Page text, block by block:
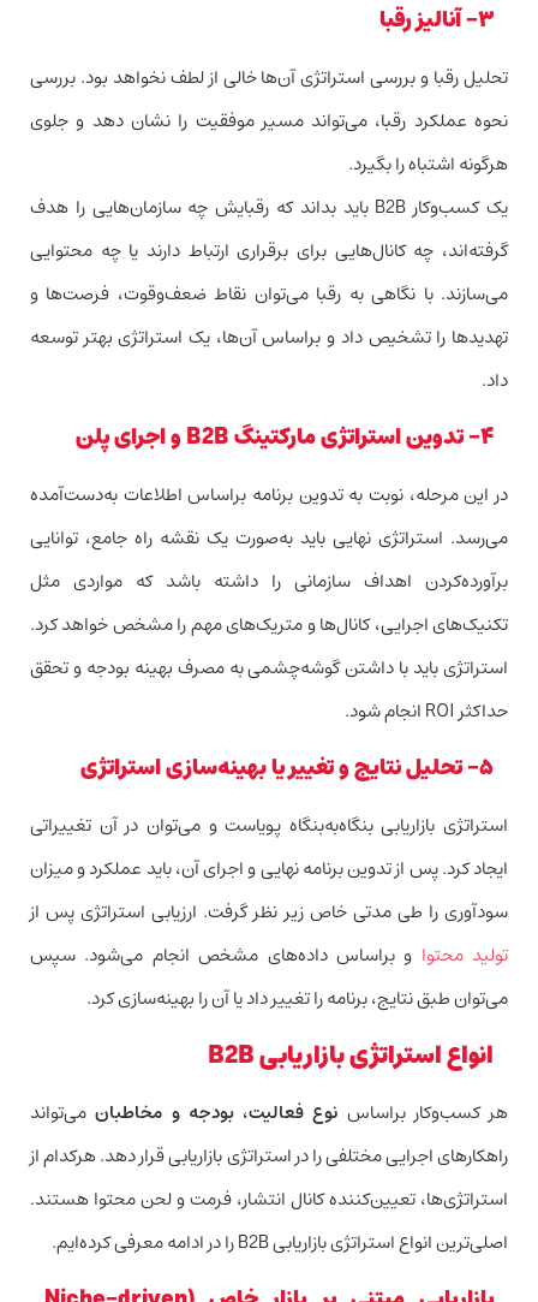
۳- آنالیز رقبا
تحلیل رقبا و بررسی استراتژی آن‌ها خالی از لطف نخواهد بود. بررسی
نحوه عملکرد رقبا، می‌تواند مسیر موفقیت را نشان دهد و جلوی
هرگونه اشتباه را بگیرد.
یک کسب‌وکار B2B باید بداند که رقبایش چه سازمان‌هایی را هدف
گرفته‌اند، چه کانال‌هایی برای برقراری ارتباط دارند یا چه محتوایی
می‌سازند. با نگاهی به رقبا می‌توان نقاط ضعف‌وقوت، فرصت‌ها و
تهدیدها را تشخیص داد و براساس آن‌ها، یک استراتژی بهتر توسعه
داد.
۴- تدوین استراتژی مارکتینگ B2B و اجرای پلن
در این مرحله، نوبت به تدوین برنامه براساس اطلاعات به‌دست‌آمده
می‌رسد. استراتژی نهایی باید به‌صورت یک نقشه راه جامع، توانایی
برآورده‌کردن اهداف سازمانی را داشته باشد که مواردی مثل
تکنیک‌های اجرایی، کانال‌ها و متریک‌های مهم را مشخص خواهد کرد.
استراتژی باید با داشتن گوشه‌‌چشمی به مصرف بهینه‌ بودجه و تحقق
حداکثر ROI انجام شود.
۵- تحلیل نتایج و تغییر یا بهینه‌سازی استراتژی
استراتژی بازاریابی بنگاه‌به‌بنگاه پویاست و می‌توان در آن تغییراتی
ایجاد کرد. پس از تدوین برنامه نهایی و اجرای آن، باید عملکرد و میزان
سودآوری را طی مدتی خاص زیر نظر گرفت. ارزیابی استراتژی پس از
تولید محتوا و براساس داده‌های مشخص انجام می‌شود. سپس
می‌توان طبق نتایج، برنامه را تغییر داد یا آن را بهینه‌سازی کرد.
انواع استراتژی بازاریابی B2B
هر کسب‌وکار براساس نوع فعالیت، بودجه و مخاطبانمی‌تواند
راهکارهای اجرایی مختلفی را در استراتژی بازاریابی قرار دهد. هرکدام از
استراتژی‌ها، تعیین‌کننده کانال انتشار، فرمت و لحن محتوا هستند.
اصلی‌ترین انواع استراتژی بازاریابی B2B را در ادامه معرفی کرده‌ایم.